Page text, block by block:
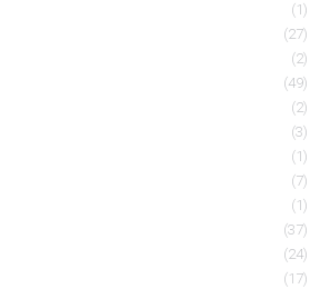
(1)
(27)
(2)
(49)
(2)
(3)
(1)
(7)
(1)
(37)
(24)
(17)